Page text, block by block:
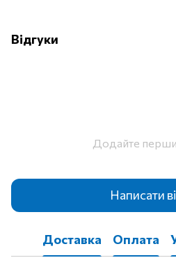
Відгуки
Додайте
Написати
Доставка Оплата